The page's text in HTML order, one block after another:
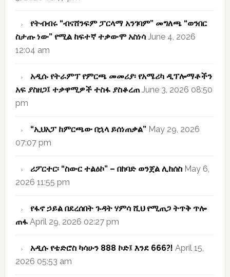
የትብብሩ “ብናሸንፍም ፓርላማ አንገባም” መግለጫ “ወንበር
ስታጡ ነው” የሚል ከፍተኛ ተቃውሞ አስነሳ June 4, 2026
12:04 am
አዲሱ የትራምፕ የምርጫ መመሪያ፡ የአሜሪካ ዲፕሎማቶችን
አፍ ያስዘጋ፤ ተቃዋሚዎች ተስፋ ያስቆረጠ June 3, 2026 08:50
pm
“ኢህአፓ ከምርጫው በኋላ ይሰነጠቃል” May 29, 2026
07:07 pm
ሪፖርተር፡ “ስውር ተልዕኮ” – በከባድ ወንጀል ሊከሰስ May 6,
2026 11:55 pm
የፋኖ ኃይል በደረሰበት ጉዳት ሃምሳ ሺህ የሚጠጋ ትጥቅ ጥሎ
ጠፋ April 29, 2026 02:27 pm
አዲሱ የቴድሮስ ካሳሁን 888 ኮድ፤ እንደ 666?! April 15,
2026 05:53 am